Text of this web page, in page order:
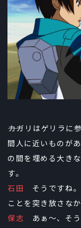
――カガリはゲリラ
間人に近いものが
の間を埋める大き
す。
石田 そうですね
ことを突き放さな
保志 あぁ～、そ